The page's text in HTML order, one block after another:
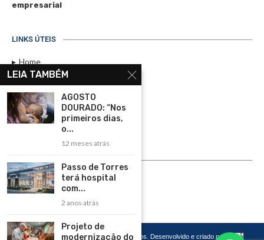
empresarial
LINKS ÚTEIS
Home
Assinar
Contato
Política de Privacidade
Rádio Maristela - Ao Vivo
ASSINE
Copyright 2026 – Todos os Direitos Reservados. Desenvolvido e criado por Cadô
LEIA TAMBÉM
AGOSTO
DOURADO: “Nos
primeiros dias,
o...
12 meses atrás
Passo de Torres
terá hospital
com...
2 anos atrás
Projeto de
modernização do